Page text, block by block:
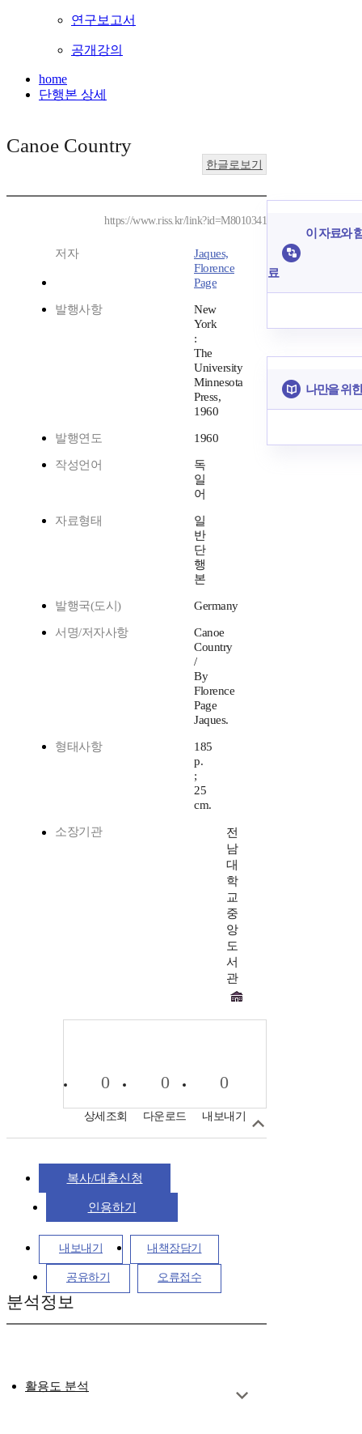
연구보고서
공개강의
home
단행본 상세
Canoe Country
한글로보기
https://www.riss.kr/link?id=M8010341
저자
Jaques,
Florence
Page
발행사항
New
York
:
The
University
Minnesota
Press,
1960
발행연도 1960
작성언어
독
일
어
자료형태
일
반
단
행
본
발행국(도시) Germany
서명/저자사항
Canoe
Country
/
By
Florence
Page
Jaques.
형태사항
185
p.
;
25
cm.
소장기관
전
남
대
학
교
중
앙
도
서
관
0
상세조회
0
다운로드
0
내보내기
복사/대출신청
인용하기
내보내기 내책장담기
공유하기 오류접수
분석정보
활용도 분석
이 자료와
료
나만을 위